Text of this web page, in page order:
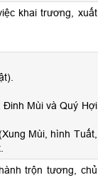
khai trương, xuất
Đinh Mùi và Quý Hợi
Mùi, hình Tuất,
trộn tương, chủ